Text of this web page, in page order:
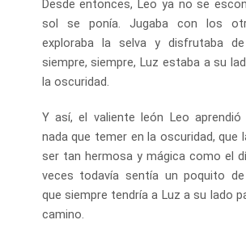
Desde entonces, Leo ya no se
sol se ponía. Jugaba con los
exploraba la selva y disfrutaba
siempre, siempre, Luz estaba a su
la oscuridad.
Y así, el valiente león Leo
nada que temer en la oscuridad, que
ser tan hermosa y mágica como el
veces todavía sentía un poquito
que siempre tendría a Luz a su lado
camino.